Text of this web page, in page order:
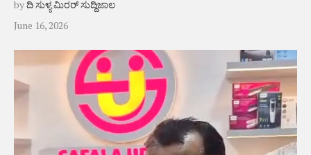
byದಿ ಸುಳ್ಯ ಮಿರರ್ ಸುದ್ದಿಜಾಲ
June 16, 2026